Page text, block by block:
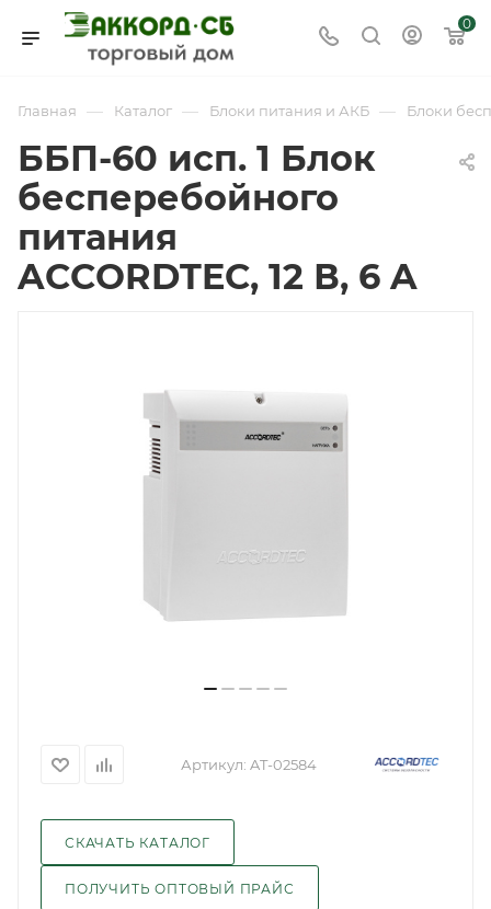
0
Главная — Каталог — Блоки питания и АКБ — Блоки
ББП-60 исп. 1 Блок
бесперебойного
питания
ACCORDTEC, 12 В, 6 A
Артикул: AT-02584
СКАЧАТЬ КАТАЛОГ
ПОЛУЧИТЬ ОПТОВЫЙ ПРАЙС